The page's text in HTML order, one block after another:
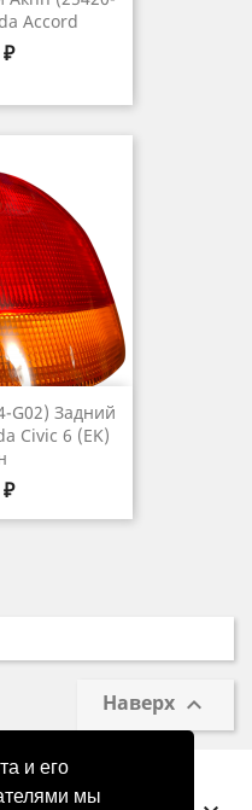
и его
мы
Accord
G02) Задний
Civic 6 (EK)
Наверх 